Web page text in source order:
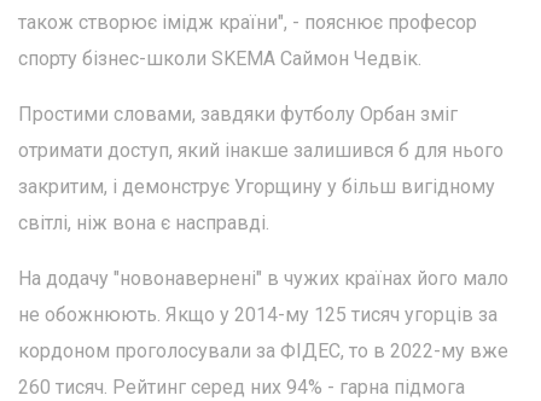
також створює імідж країни", - пояснює професор
спорту бізнес-школи SKEMA Саймон Чедвік.
Простими словами, завдяки футболу Орбан зміг
отримати доступ, який інакше залишився б для нього
закритим, і демонструє Угорщину у більш вигідному
світлі, ніж вона є насправді.
На додачу "новонавернені" в чужих країнах його мало
не обожнюють. Якщо у 2014-му 125 тисяч угорців за
кордоном проголосували за ФІДЕС, то в 2022-му вже
260 тисяч. Рейтинг серед них 94% - гарна підмога